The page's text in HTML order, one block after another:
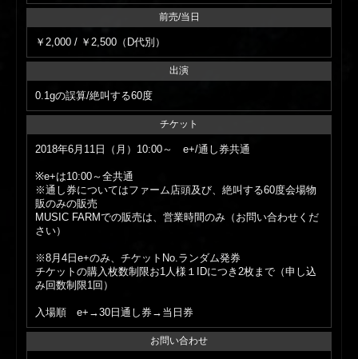
前売/当日
￥2,000 / ￥2,500（D代別）
出演
0.1gの誤算/絶叫する60度
チケット
2018年6月11日（月）10:00～ e+/通し券共通
※e+は10:00～全共通
※通し券についてはファーム店頭及び、絶叫する60度会場物
販のみの販売
MUSIC FARMでの販売は、営業時間のみ（お問い合わせくだ
さい）
※8月4日e+のみ、チケットNo.ランダム発券
チケットの購入枚数制限お1人様１IDにつき2枚まで（申し込
み回数制限1回）
入場順 e+→30日通し券→当日券
お問い合わせ